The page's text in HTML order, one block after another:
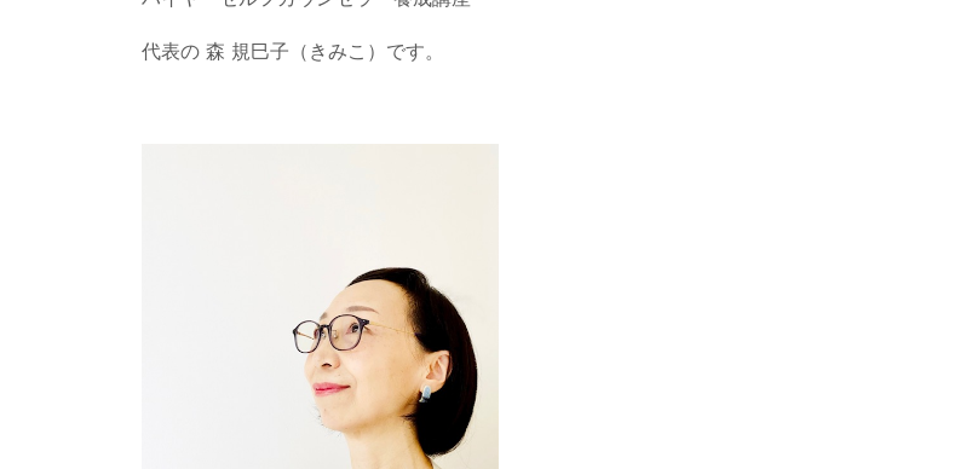
代表の 森 規巳子（きみこ）です。